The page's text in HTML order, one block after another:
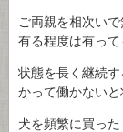
ご両親を相次い
有る程度は有っ
状態を長く継続
かって働かない
犬を頻繁に買っ